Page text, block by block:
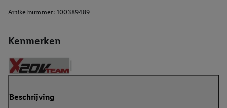
Kenmerken
Artikelnummer: 100389489
Beschrijving